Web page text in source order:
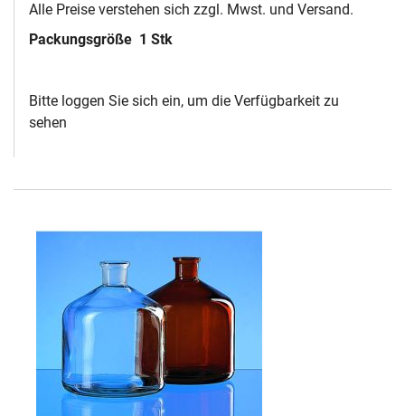
Alle Preise verstehen sich zzgl. Mwst. und Versand.
Packungsgröße 1 Stk
Bitte loggen Sie sich ein, um die Verfügbarkeit zu
sehen